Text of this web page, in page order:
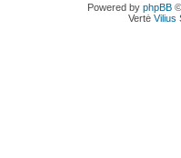
Powered by phpBB
Vertė Vilius